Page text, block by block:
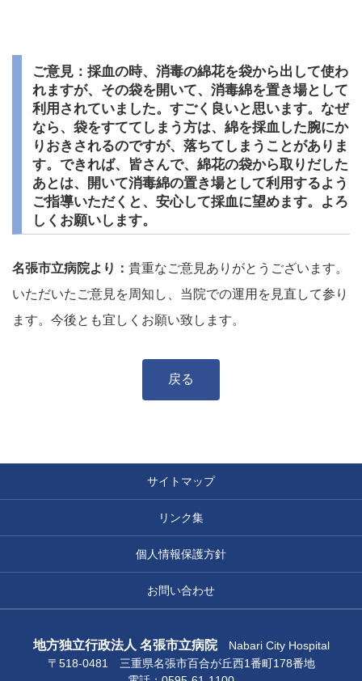
ご意見：採血の時、消毒の綿花を袋から出して使わ
れますが、その袋を開いて、消毒綿を置き場として
利用されていました。すごく良いと思います。なぜ
なら、袋をすててしまう方は、綿を採血した腕にか
りおきされるのですが、落ちてしまうことがありま
す。できれば、皆さんで、綿花の袋から取りだした
あとは、開いて消毒綿の置き場として利用するよう
ご指導いただくと、安心して採血に望めます。よろ
しくお願いします。
名張市立病院より： 貴重なご意見ありがとうございます。
いただいたご意見を周知し、当院での運用を見直して参り
ます。今後とも宜しくお願い致します。
戻る
サイトマップ
リンク集
個人情報保護方針
お問い合わせ
地方独立行政法人 名張市立病院Nabari City Hospital
〒518-0481 三重県名張市百合が丘西1番町178番地